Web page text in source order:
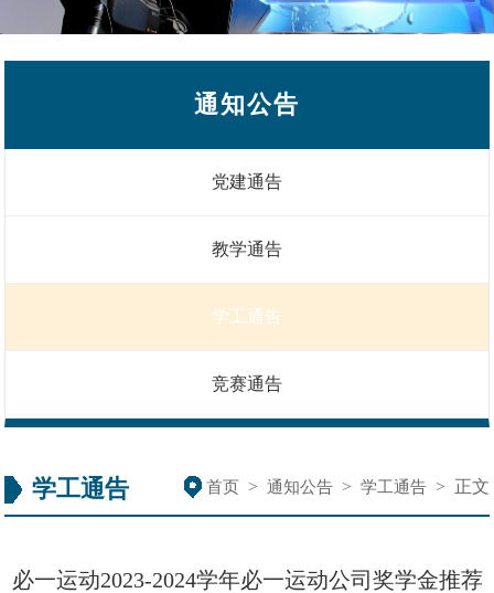
通知公告
党建通告
教学通告
学工通告
竞赛通告
学工通告 首页 > 通知公告 > 学工通告 > 正文
必一运动2023-2024学年必一运动公司奖学金推荐